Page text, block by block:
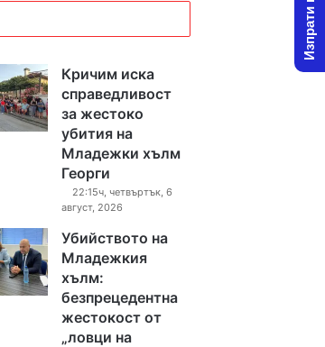
Кричим иска
справедливост
за жестоко
убития на
Младежки хълм
Георги
22:15ч, четвъртък, 6
август, 2026
Убийството на
Младежкия
хълм:
безпрецедентна
жестокост от
„ловци на